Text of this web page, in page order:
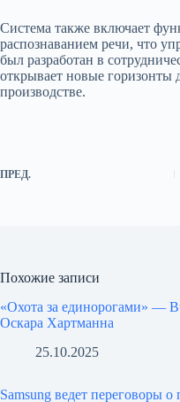
Система также включает
распознаванием речи, что
был разработан в
открывает новые горизонты
производстве.
ПРЕД.
Похожие записи
«Охота за единорогами» —
Оскара Хартманна
25.10.2025
Samsung ведет переговоры